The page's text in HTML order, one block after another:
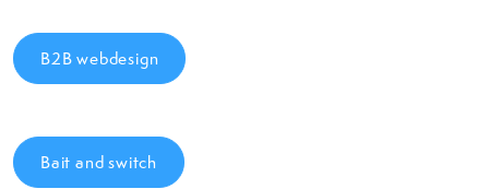
B2B webdesign
Bait and switch